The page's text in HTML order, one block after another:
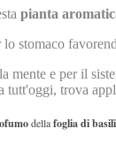
pianta
stomaco
mente e per il
tutt'oggi, trova
dellafoglia di